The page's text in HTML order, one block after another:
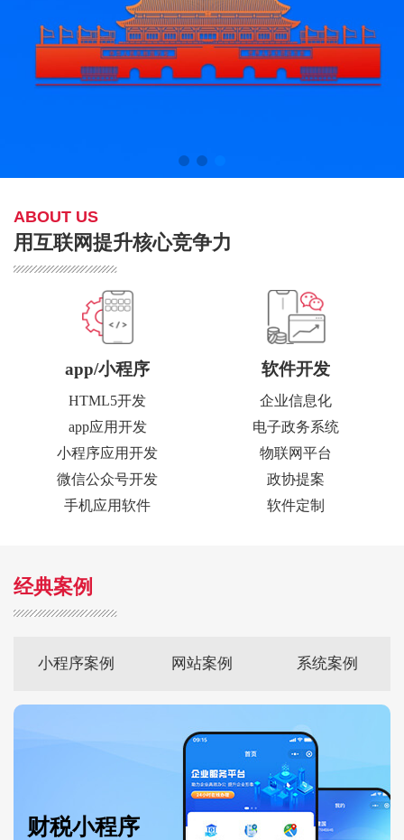
ABOUT US
用互联网提升核心竞争力
app/小程序
HTML5开发
app应用开发
小程序应用开发
微信公众号开发
手机应用软件
软件开发
企业信息化
电子政务系统
物联网平台
政协提案
软件定制
经典案例
小程序案例 网站案例 系统案例
财税小程序